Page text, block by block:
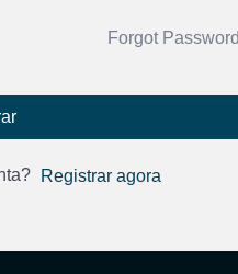
Forgot
Registrar agora